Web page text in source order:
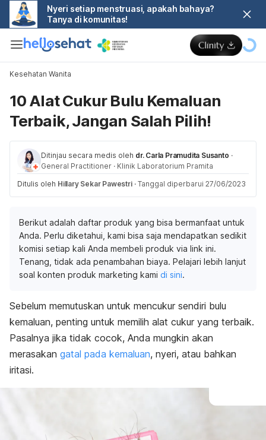
Nyeri setiap menstruasi, apakah bahaya?
Tanya di komunitas!
Kesehatan Wanita
10 Alat Cukur Bulu Kemaluan
Terbaik, Jangan Salah Pilih!
Ditinjau secara medis oleh dr. Carla Pramudita Susanto ·
General Practitioner · Klinik Laboratorium Pramita
Ditulis oleh Hillary Sekar Pawestri · Tanggal diperbarui 27/06/2023
Berikut adalah daftar produk yang bisa bermanfaat untuk
Anda. Perlu diketahui, kami bisa saja mendapatkan sedikit
komisi setiap kali Anda membeli produk via link ini.
Tenang, tidak ada penambahan biaya. Pelajari lebih lanjut
soal konten produk marketing kami di sini.
Sebelum memutuskan untuk mencukur sendiri bulu
kemaluan, penting untuk memilih alat cukur yang terbaik.
Pasalnya jika tidak cocok, Anda mungkin akan
merasakan gatal pada kemaluan, nyeri, atau bahkan
iritasi.